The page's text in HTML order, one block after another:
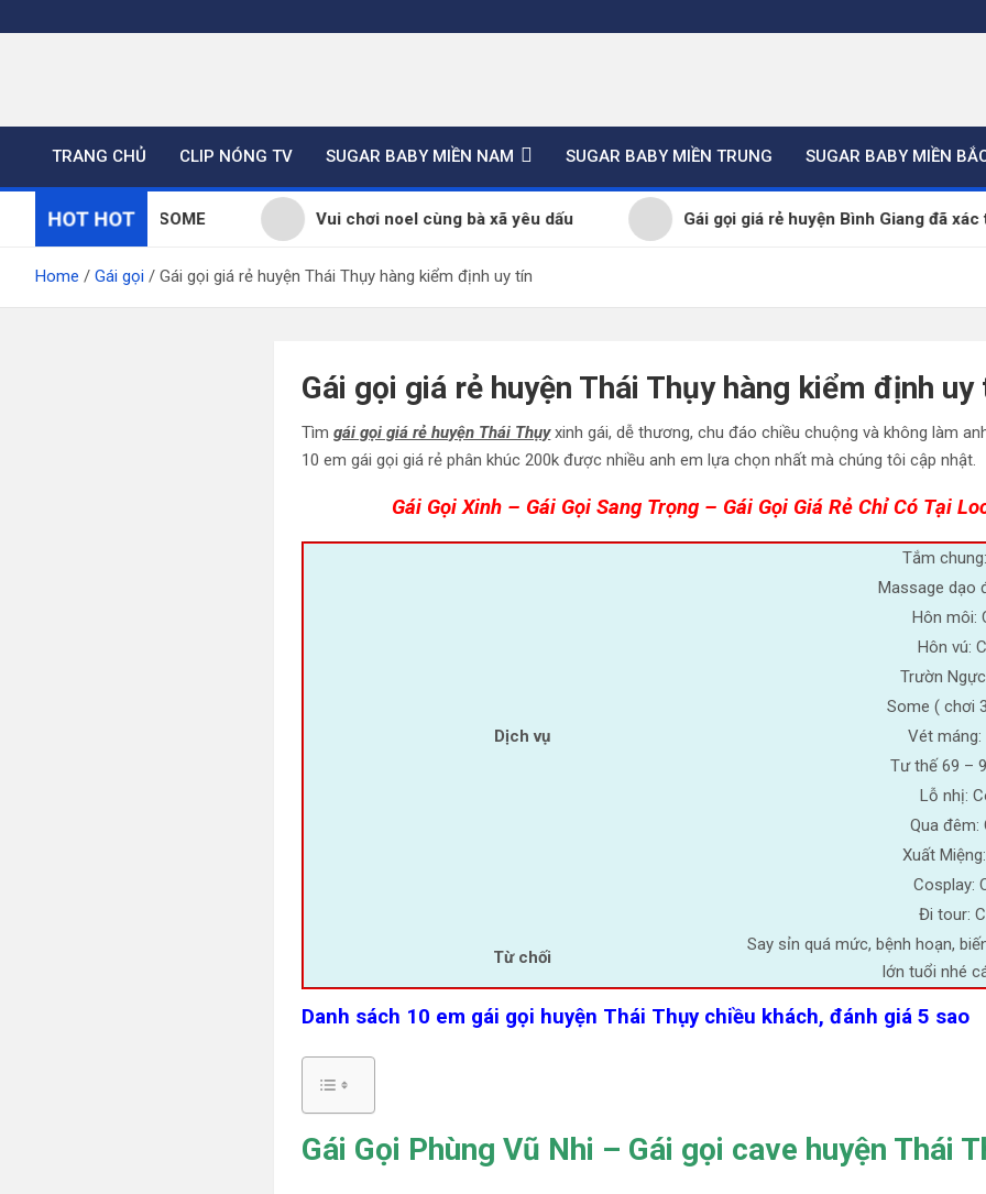
to
TRANG CHỦ CLIP NÓNG TV SUGAR BABY MIỀN NAM SUGAR BABY MIỀN TRUNG SUGAR BABY MIỀN
HOT HOT
người SOME Vui chơi noel cùng bà xã yêu dấu Gái gọi giá rẻ huyện Bình Giang đã xác thực
Home Gái gọi Gái gọi giá rẻ huyện Thái Thụy hàng kiểm định uy tín
Gái gọi giá rẻ huyện Thái Thụy hàng kiểm định uy
Tìmgái gọi giá rẻ huyện Thái Thụyxinh gái, dễ thương, chu đáo chiều chuộng và không làm
10 em gái gọi giá rẻ phân khúc 200k được nhiều anh em lựa chọn nhất mà chúng tôi cập nhật.
Gái Gọi Xinh – Gái Gọi Sang Trọng – Gái Gọi Giá Rẻ Chỉ Có Tại
Dịch vụ
Tắm
Massage dạo
Hôn môi:
Hôn vú:
Trườn
Some ( chơi
Vét máng:
Tư thế 69 –
Lỗ nhị:
Qua đêm:
Xuất
Cosplay:
Đi tour:
Từ chối
Say sỉn quá mức, bệnh hoạn,
lớn tuổi nhé
Danh sách 10 em gái gọi huyện Thái Thụy chiều khách, đánh giá 5 sao
Gái Gọi Phùng Vũ Nhi – Gái gọi cave huyện Thái